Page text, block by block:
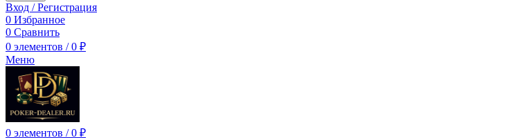
Вход / Регистрация
0 Избранное
0 Сравнить
0 элементов / 0 ₽
Меню
0 элементов / 0 ₽